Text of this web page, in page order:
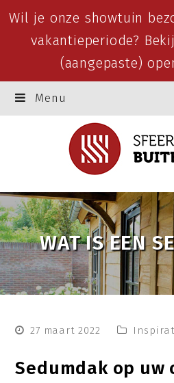
Wil je onze showtuin
vakantieperiode?
(aangepaste)
Menu
WAT IS EEN
27 maart 2022
Sedumdak op uw